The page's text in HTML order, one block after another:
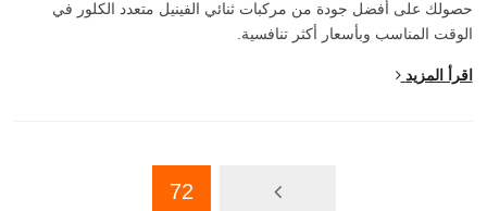
حصولك على أفضل جودة من مركبات ثنائي الفينيل متعدد الكلور في
الوقت المناسب وبأسعار أكثر تنافسية.
اقرأ المزيد
72